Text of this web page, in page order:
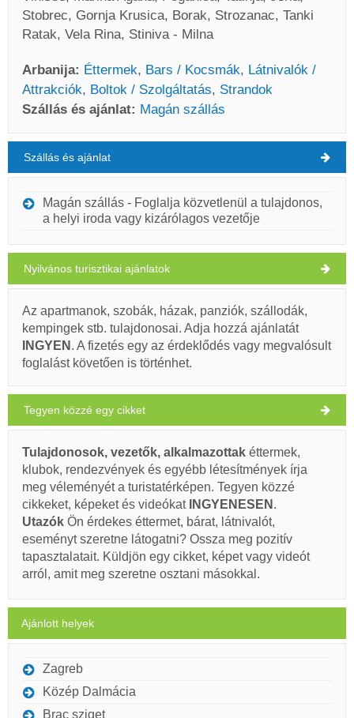
Stobrec, Gornja Krusica, Borak, Strozanac, Tanki
Ratak, Vela Rina, Stiniva - Milna
Arbanija: Éttermek, Bars / Kocsmák, Látnivalók /
Attrakciók, Boltok / Szolgáltatás, Strandok
Szállás és ajánlat: Magán szállás
Arbanija Időjárás
PÉNTEK
Horvátország Ciovo sziget
ARBANIJA
33°C
clear sky
Szélsebesség: 3.70 km/h
szombat,
2026. 08. 08. 35°C light rain
vasárnap,
2026. 08. 09. 29°C clear sky
hétfő,
2026. 08. 10. 32°C clear sky
2026. 08. 11. 30°C clear sky
2026. 08. 12.
Quick Nautic (Bolt / Szolgáltatás) Arbanija
Ivan Nane (Facebook page)
MUTASSA MEG A TÉRKÉPEN.
OLVASSON TÖBBET / SZÓLJON HOZZÁ
Zen Beach Bar (Bár / Kocsma) Arbanija
Ivan Nane (Facebook page)
Szállás és ajánlat
Magán szállás - Foglalja közvetlenül a tulajdonos,
a helyi iroda vagy kizárólagos vezetője
Nyilvános turisztikai ajánlatok
Az apartmanok, szobák, házak, panziók, szállodák,
kempingek stb. tulajdonosai. Adja hozzá ajánlatát
INGYEN . A fizetés egy az érdeklődés vagy megvalósult
foglalást követően is történhet.
Tegyen közzé egy cikket
Tulajdonosok, vezetők, alkalmazottak éttermek,
klubok, rendezvények és egyébb létesítmények írja
meg véleményét a turistatérképen. Tegyen közzé
cikkeket, képeket és videókat INGYENESEN .
Utazók Ön érdekes éttermet, bárat, látnivalót,
eseményt szeretne látogatni? Ossza meg pozitív
tapasztalatait. Küldjön egy cikket, képet vagy videót
arról, amit meg szeretne osztani másokkal.
Ajánlott helyek
Zagreb
Közép Dalmácia
Brac sziget